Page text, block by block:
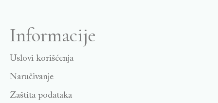
Informacije
Uslovi korišćenja
Naručivanje
Zaštita podataka